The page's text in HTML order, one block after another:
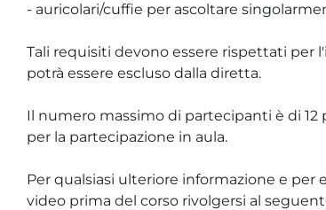
- auricolari/cuffie per ascoltare
Tali requisiti devono essere rispettati per
potrà essere escluso dalla diretta.
Il numero massimo di partecipanti è di
per la partecipazione in aula.
Per qualsiasi ulteriore informazione e per
video prima del corso rivolgersi al